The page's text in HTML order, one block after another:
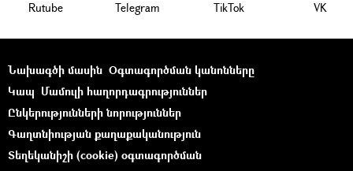
Rutube Telegram ТikТоk VK
Նախագծի մասին Օգտագործման կանոնները
Կապ Մամուլի հաղորդագրություններ
Ընկերությունների նորություններ
Գաղտնիության քաղաքականություն
Տեղեկանիշի (cookie) օգտագործման